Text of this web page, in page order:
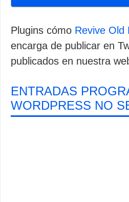
Plugins cómo Revive Old
encarga de publicar en
publicados en nuestra
ENTRADAS
WORDPRESS NO